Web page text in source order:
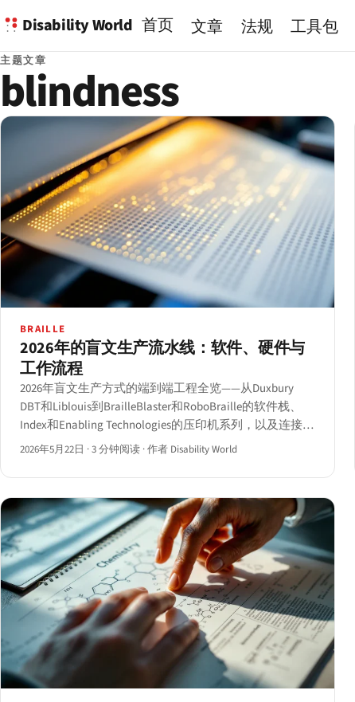
Disability World 首页 文章 法规 工具包
主题文章
blindness
BRAILLE
2026年的盲文生产流水线：软件、硬件与
工作流程
2026年盲文生产方式的端到端工程全览——从Duxbury
DBT和Liblouis到BrailleBlaster和RoboBraille的软件栈、
Index和Enabling Technologies的压印机系列，以及连接它
们的从源文档到纸张的完整工作流程。
2026年5月22日 ·3 分钟阅读 ·作者 Disability World